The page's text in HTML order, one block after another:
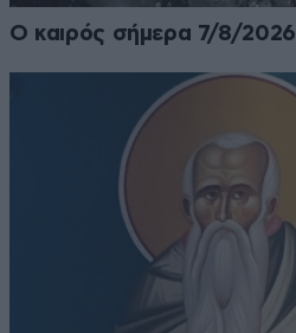
Ο καιρός σήμερα 7/8/2026